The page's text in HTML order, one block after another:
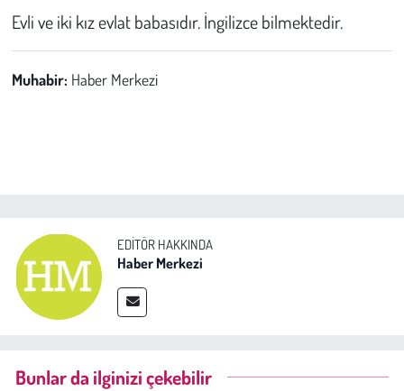
Evli ve iki kız evlat babasıdır. İngilizce bilmektedir.
Muhabir: Haber Merkezi
EDITÖR HAKKINDA
Haber Merkezi
Bunlar da ilginizi çekebilir